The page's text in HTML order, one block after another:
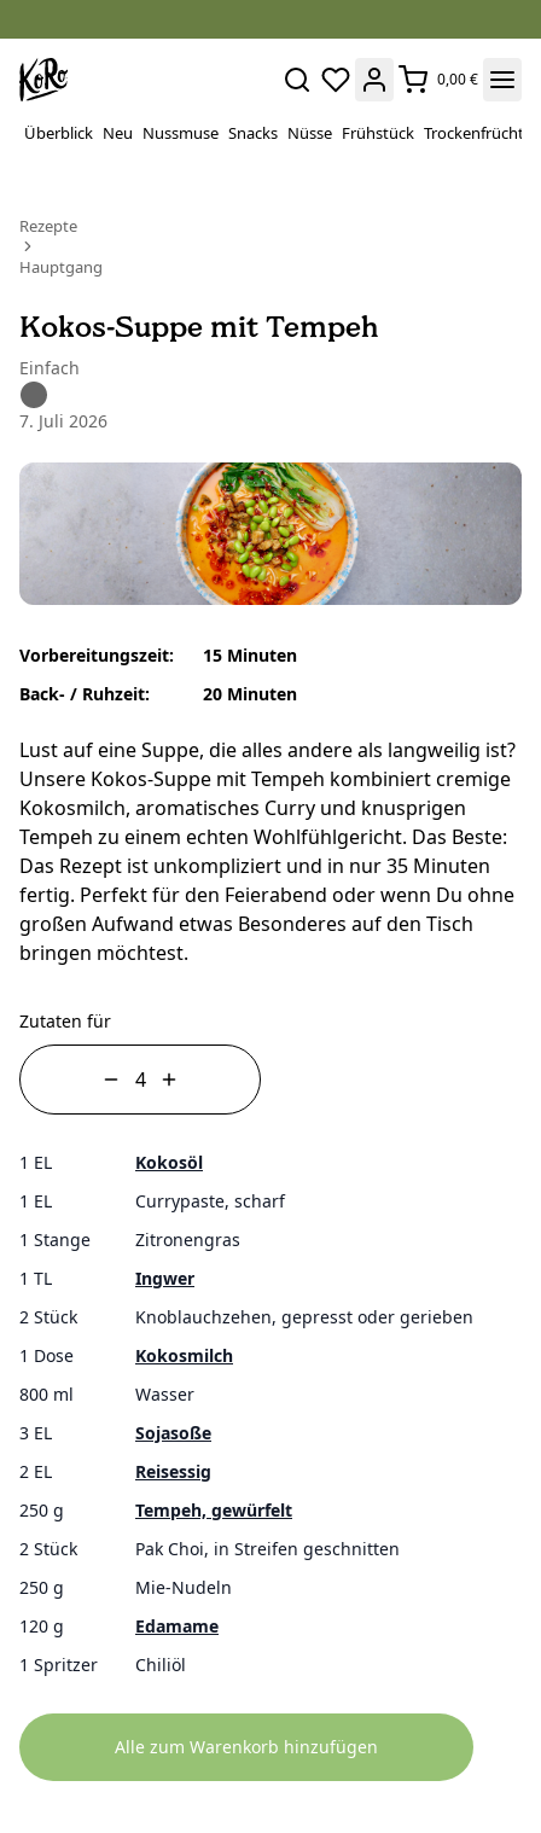
0,00 €
Überblick Neu Nussmuse Snacks Nüsse Frühstück Trockenfrüchte
Rezepte
Hauptgang
Kokos-Suppe mit Tempeh
Einfach
7. Juli 2026
Vorbereitungszeit:
Back- / Ruhzeit:
15 Minuten
20 Minuten
Lust auf eine Suppe, die alles andere als langweilig ist?
Unsere Kokos-Suppe mit Tempeh kombiniert cremige
Kokosmilch, aromatisches Curry und knusprigen
Tempeh zu einem echten Wohlfühlgericht. Das Beste:
Das Rezept ist unkompliziert und in nur 35 Minuten
fertig. Perfekt für den Feierabend oder wenn Du ohne
großen Aufwand etwas Besonderes auf den Tisch
bringen möchtest.
Zutaten für
1 EL
Kokosöl
1 EL
Currypaste, scharf
1 Stange
Zitronengras
1 TL
Ingwer
2 Stück
Knoblauchzehen, gepresst oder gerieben
1 Dose
Kokosmilch
800 ml
Wasser
3 EL
Sojasoße
2 EL
Reisessig
250 g
Tempeh, gewürfelt
2 Stück
Pak Choi, in Streifen geschnitten
250 g
Mie-Nudeln
120 g
Edamame
1 Spritzer
Chiliöl
Alle zum Warenkorb hinzufügen